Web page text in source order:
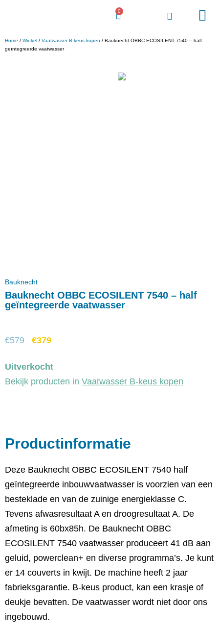
0
Home / Winkel / Vaatwasser B-keus kopen / Bauknecht OBBC ECOSILENT 7540 – half
geïntegreerde vaatwasser
Bauknecht
Bauknecht OBBC ECOSILENT 7540 – half
geïntegreerde vaatwasser
€579 €379
Uitverkocht
Bekijk producten in Vaatwasser B-keus kopen
Productinformatie
Deze Bauknecht OBBC ECOSILENT 7540 half
geïntegreerde inbouwvaatwasser is voorzien van een
besteklade en van de zuinige energieklasse C.
Tevens afwasresultaat A en droogresultaat A. De
afmeting is 60bx85h. De Bauknecht OBBC
ECOSILENT 7540 vaatwasser produceert 41 dB aan
geluid, powerclean+ en diverse programma’s. Je kunt
er 14 couverts in kwijt. De machine heeft 2 jaar
fabrieksgarantie. B-keus product, kan een krasje of
deukje bevatten. De vaatwasser wordt niet door ons
ingebouwd.